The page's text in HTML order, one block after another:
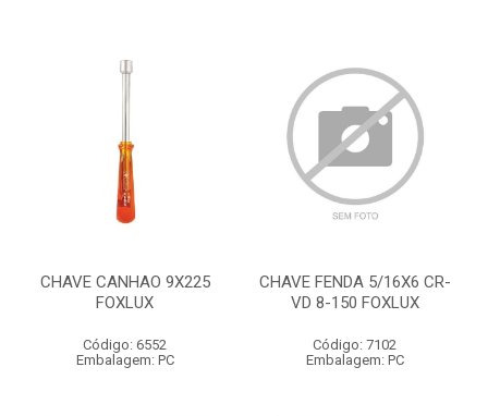
CHAVE CANHAO 9X225
FOXLUX
Código: 6552
Embalagem: PC
CHAVE FENDA 5/16X6 CR-
VD 8-150 FOXLUX
Código: 7102
Embalagem: PC